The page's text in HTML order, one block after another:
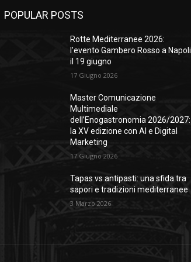
POPULAR POSTS
Rotte Mediterranee 2026:
l’evento Gambero Rosso a Napoli
il 19 giugno
17 Giugno 2026
Master Comunicazione
Multimediale
dell’Enogastronomia 2026/2027:
la XV edizione con AI e Digital
Marketing
17 Giugno 2026
Tapas vs antipasti: una sfida tra
sapori e tradizioni mediterranee
3 Marzo 2026